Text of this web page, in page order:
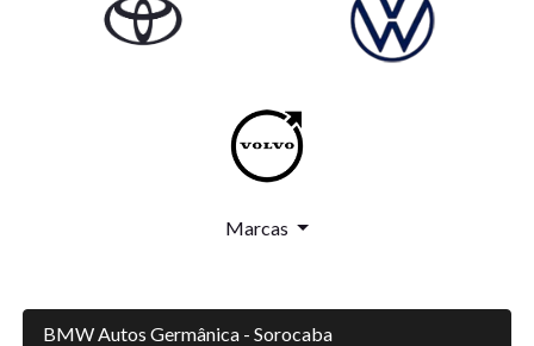
Marcas
BMW Autos Germânica - Sorocaba